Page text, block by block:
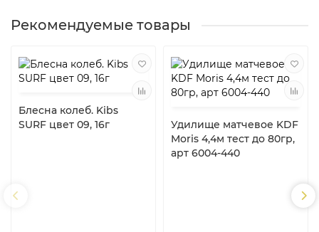
Рекомендуемые товары
Блесна колеб. Kibs
SURF цвет 09, 16г
Удилище матчевое KDF
Moris 4,4м тест до 80гр,
арт 6004-440